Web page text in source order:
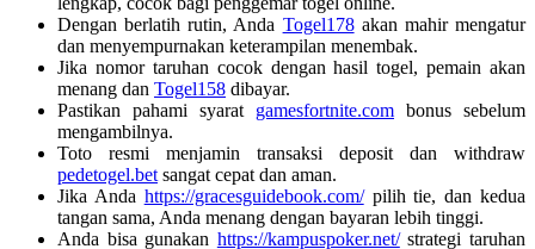
Dengan berlatih rutin, Anda Togel178akan mahir mengatur
dan menyempurnakan keterampilan menembak.
Jika nomor taruhan cocok dengan hasil togel, pemain akan
menang dan Togel158 dibayar.
Pastikan pahami syarat gamesfortnite.com bonus sebelum
mengambilnya.
Toto resmi menjamin transaksi deposit dan withdraw
pedetogel.bet sangat cepat dan aman.
Jika Anda https://gracesguidebook.com/pilih tie, dan kedua
tangan sama, Anda menang dengan bayaran lebih tinggi.
Anda bisa gunakan https://kampuspoker.net/strategi taruhan